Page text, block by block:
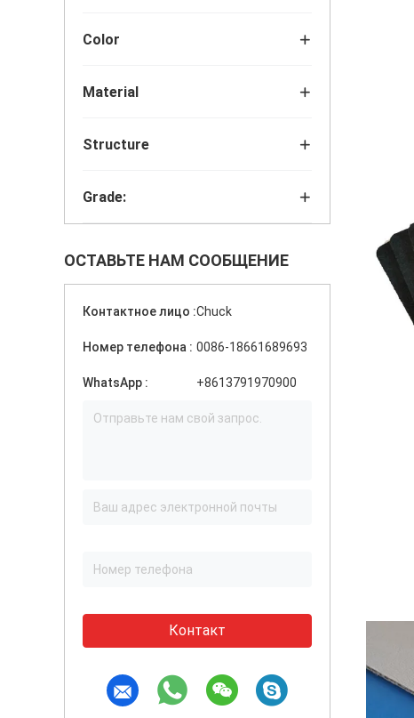
Color
Material
Structure
Grade:
ОСТАВЬТЕ НАМ СООБЩЕНИЕ
Контактное лицо :Chuck
Номер телефона : 0086-18661689693
WhatsApp : +8613791970900
Контакт